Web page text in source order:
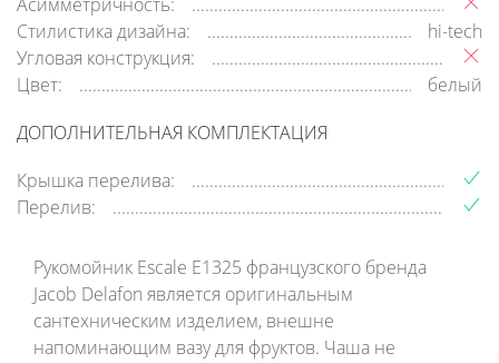
Стилистика дизайна:
hi-tech
Угловая конструкция:
Цвет:
белый
ДОПОЛНИТЕЛЬНАЯ КОМПЛЕКТАЦИЯ
Крышка перелива:
Перелив:
Рукомойник Escale E1325 французского бренда
Jacob Delafon является оригинальным
сантехническим изделием, внешне
напоминающим вазу для фруктов. Чаша не